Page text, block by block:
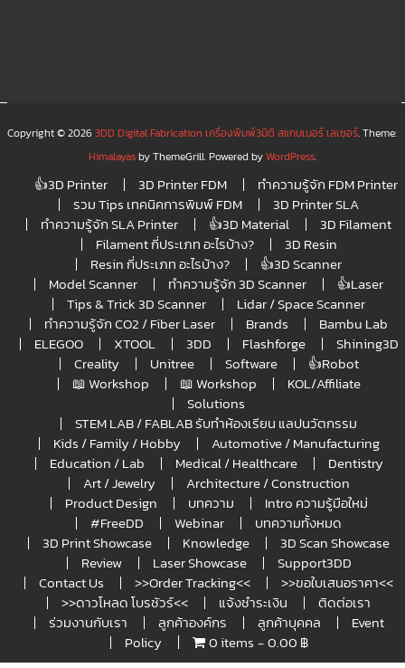
Copyright © 20263DD Digital Fabrication เครื่องพิมพ์3มิติ สแกนเนอร์ เลเซอร์. Theme:
Himalayasby ThemeGrill. Powered byWordPress.
👍3D Printer 3D Printer FDM
ทำความรู้จัก FDM Printer
รวม Tips เทคนิคการพิมพ์ FDM
3D Printer SLA
ทำความรู้จัก SLA Printer
👍3D Material
3D Filament
Filament กี่ประเภท อะไรบ้าง?
3D Resin
Resin กี่ประเภท อะไรบ้าง?
👍3D Scanner
Model Scanner
ทำความรู้จัก 3D Scanner
👍Laser
Tips & Trick 3D Scanner
Lidar / Space Scanner
ทำความรู้จัก CO2 / Fiber Laser
Brands
Bambu Lab
ELEGOO
XTOOL 3DD Flashforge
Shining3D
Creality
Unitree Software
👍Robot
📖 Workshop
📖 Workshop
KOL/Affiliate
Solutions
STEM LAB / FABLAB รับทำห้องเรียน แลปนวัตกรรม
Kids / Family / Hobby
Automotive / Manufacturing
Education / Lab
Medical / Healthcare
Dentistry
Art / Jewelry
Architecture / Construction
Product Design
บทความ
Intro ความรู้มือใหม่
#FreeDD
Webinar
บทความทั้งหมด
3D Print Showcase
Knowledge
3D Scan Showcase
Review
Laser Showcase
Support3DD
Contact Us
>>Order Tracking<<
>>ขอใบเสนอราคา<<
>>ดาวโหลด โบรชัวร์<<
แจ้งชำระเงิน
ติดต่อเรา
ร่วมงานกับเรา
ลูกค้าองค์กร ลูกค้าบุคคล
Event
Policy
0 items 0.00 ฿